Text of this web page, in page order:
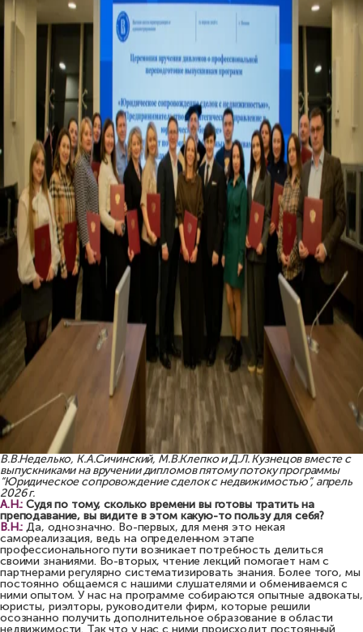
В.В.Неделько, К.А.Сичинский, М.В.Клепко и Д.Л. Кузнецов вместе с
выпускниками на вручении дипломов пятому потоку программы
“Юридическое сопровождение сделок с недвижимостью”, апрель
2026 г.
А.Н.: Судя по тому, сколько времени вы готовы тратить на
преподавание, вы видите в этом какую-то пользу для себя?
В.Н.: Да, однозначно. Во-первых, для меня это некая
самореализация, ведь на определенном этапе
профессионального пути возникает потребность делиться
своими знаниями. Во-вторых, чтение лекций помогает нам с
партнерами регулярно систематизировать знания. Более того, мы
постоянно общаемся с нашими слушателями и обмениваемся с
ними опытом. У нас на программе собираются опытные адвокаты,
юристы, риэлторы, руководители фирм, которые решили
осознанно получить дополнительное образование в области
недвижимости. Так что у нас с ними происходит постоянный